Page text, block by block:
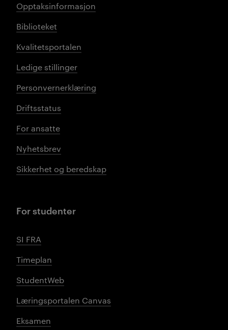
Opptaksinformasjon
Biblioteket
Kvalitetsportalen
Ledige stillinger
Personvernerklæring
Driftsstatus
For ansatte
Nyhetsbrev
Sikkerhet og beredskap
For studenter
SI FRA
Timeplan
StudentWeb
Læringsportalen Canvas
Eksamen